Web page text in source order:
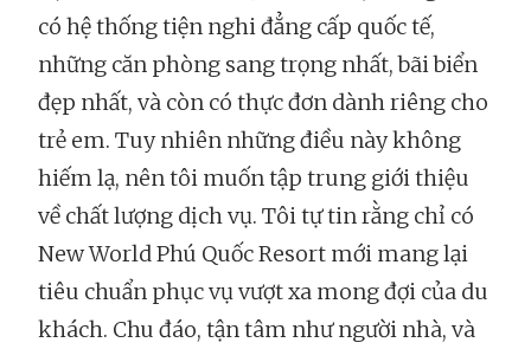
có hệ thống tiện nghi đẳng cấp quốc tế,
những căn phòng sang trọng nhất, bãi biển
đẹp nhất, và còn có thực đơn dành riêng cho
trẻ em. Tuy nhiên những điều này không
hiếm lạ, nên tôi muốn tập trung giới thiệu
về chất lượng dịch vụ. Tôi tự tin rằng chỉ có
New World Phú Quốc Resort mới mang lại
tiêu chuẩn phục vụ vượt xa mong đợi của du
khách. Chu đáo, tận tâm như người nhà, và